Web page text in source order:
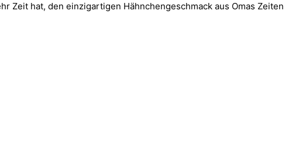
Zeit hat, den einzigartigen Hähnchengeschmack aus Omas Zeiten